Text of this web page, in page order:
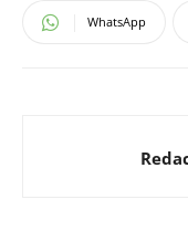
WhatsApp